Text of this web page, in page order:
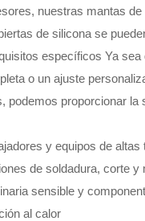
nuestras mantas de
de silicona se
específicos Ya sea
o un ajuste
podemos proporcionar la
y equipos de
de soldadura, corte y
sensible y
al calor